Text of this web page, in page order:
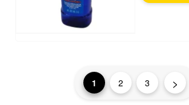
1 2 3 >